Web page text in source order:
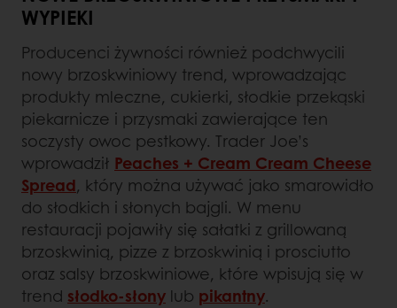
WYPIEKI
Producenci żywności również podchwycili
nowy brzoskwiniowy trend, wprowadzając
produkty mleczne, cukierki, słodkie przekąski
piekarnicze i przysmaki zawierające ten
soczysty owoc pestkowy. Trader Joe’s
wprowadził Peaches + Cream Cream Cheese
Spread, który można używać jako smarowidło
do słodkich i słonych bajgli. W menu
restauracji pojawiły się sałatki z grillowaną
brzoskwinią, pizze z brzoskwinią i prosciutto
oraz salsy brzoskwiniowe, które wpisują się w
trend słodko-słony lub pikantny.